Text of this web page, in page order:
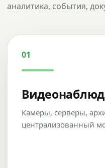
аналитика, события,
01
Камеры, серверы,
централизованный